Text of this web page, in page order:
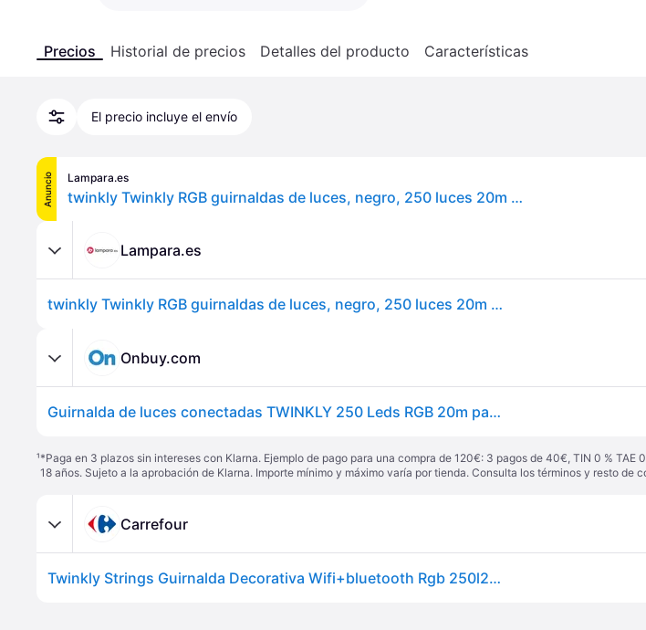
Precios Historial de precios Detalles del producto Características
El precio incluye el envío
Anuncio Lampara.es
twinkly Twinkly RGB guirnaldas de luces, negro, 250 luces 20m Twinkly, atenuable, Negro, Plástico
Lampara.es
twinkly Twinkly RGB guirnaldas de luces, negro, 250 luces 20m Twinkly, atenuable, Negro, Plástico
Onbuy.com
Guirnalda de luces conectadas TWINKLY 250 Leds RGB 20m para árbol de Navidad multicolor
¹*Paga en 3 plazos sin intereses con Klarna. Ejemplo de pago para una compra de 120€: 3 pagos de 40€, TIN 0 %
18 años. Sujeto a la aprobación de Klarna. Importe mínimo y máximo varía por tienda. Consulta los términos y resto de
Carrefour
Twinkly Strings Guirnalda Decorativa Wifi+bluetooth Rgb 250l20m 4.3mm Ip44